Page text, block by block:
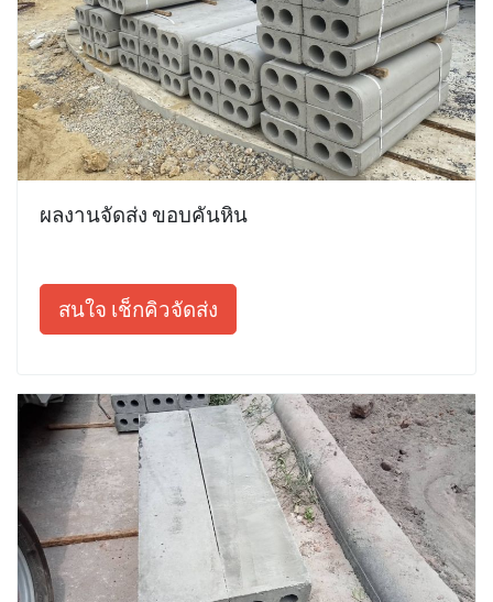
ผลงานจัดส่ง ขอบคันหิน
สนใจ เช็กคิวจัดส่ง